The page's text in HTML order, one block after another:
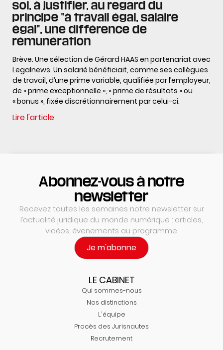
soi, à justifier, au regard du
principe "à travail égal, salaire
égal", une différence de
rémunération
Brève. Une sélection de Gérard HAAS en partenariat avec
Legalnews. Un salarié bénéficiait, comme ses collègues
de travail, d’une prime variable, qualifiée par l’employeur,
de « prime exceptionnelle », « prime de résultats » ou
« bonus », fixée discrétionnairement par celui-ci.
Lire l'article
Abonnez-vous à notre
newsletter
Recevez toutes les semaines notre newsletter sur
l’actualité juridique du monde numérique : articles,
vidéos, évenements au programme.
Je m'abonne
LE CABINET
Qui sommes-nous
Nos distinctions
L'équipe
Procès des Jurisnautes
Recrutement